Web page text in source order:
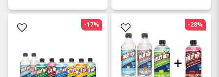
-17% -28%